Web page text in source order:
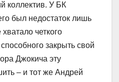
коллектив. У БК
был недостаток лишь
четкого
закрыть свой
Джокича эту
– и тот же Андрей